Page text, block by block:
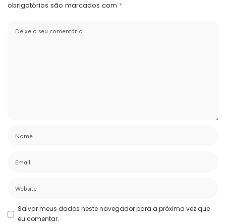
obrigatórios são marcados com *
Salvar meus dados neste navegador para a próxima vez que
eu comentar.